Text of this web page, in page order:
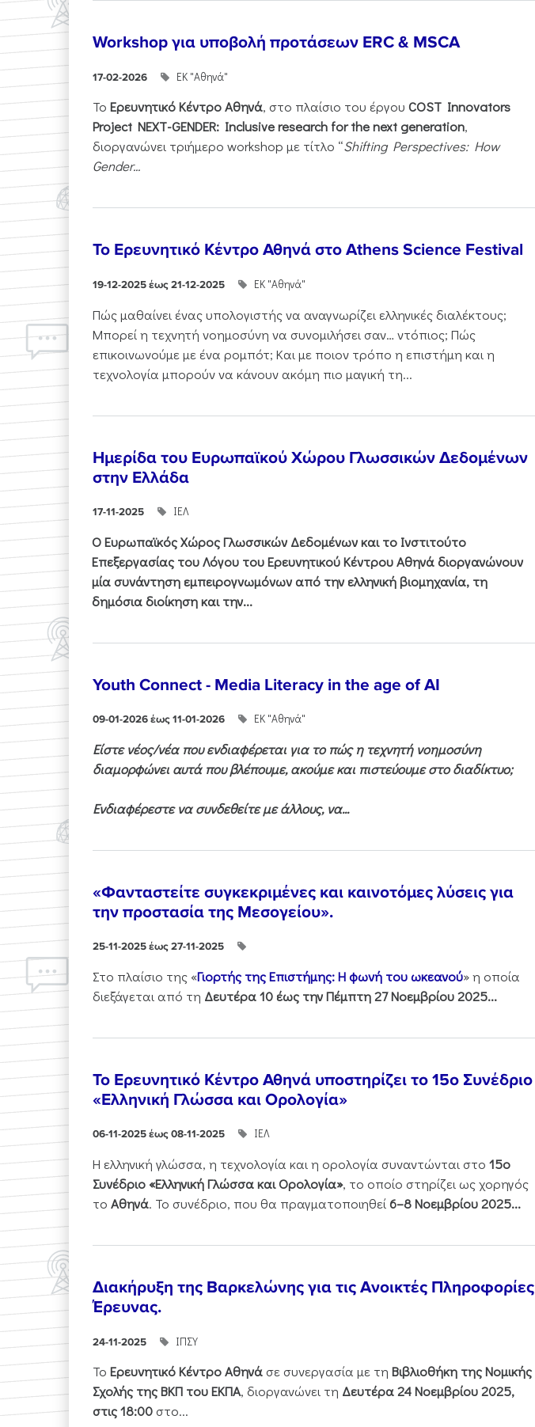
Workshop για υποβολή προτάσεων ERC & MSCA
17-02-2026 ΕΚ "Αθηνά"
Το Ερευνητικό Κέντρο Αθηνά, στο πλαίσιο του έργου COST Innovators
Project NEXT-GENDER: Inclusive research for the next generation,
διοργανώνει τριήμερο workshop με τίτλο “Shifting Perspectives: How
Gender...
Το Ερευνητικό Κέντρο Αθηνά στο Athens Science Festival
19-12-2025 έως 21-12-2025 ΕΚ "Αθηνά"
Πώς μαθαίνει ένας υπολογιστής να αναγνωρίζει ελληνικές διαλέκτους;
Μπορεί η τεχνητή νοημοσύνη να συνομιλήσει σαν… ντόπιος; Πώς
επικοινωνούμε με ένα ρομπότ; Και με ποιον τρόπο η επιστήμη και η
τεχνολογία μπορούν να κάνουν ακόμη πιο μαγική τη...
Ημερίδα του Ευρωπαϊκού Χώρου Γλωσσικών Δεδομένων
στην Ελλάδα
17-11-2025 ΙΕΛ
Ο Ευρωπαϊκός Χώρος Γλωσσικών Δεδομένων και το Ινστιτούτο
Επεξεργασίας του Λόγου του Ερευνητικού Κέντρου Αθηνά διοργανώνουν
μία συνάντηση εμπειρογνωμόνων από την ελληνική βιομηχανία, τη
δημόσια διοίκηση και την...
Youth Connect - Media Literacy in the age of AI
09-01-2026 έως 11-01-2026 ΕΚ "Αθηνά"
Είστε νέος/νέα που ενδιαφέρεται για το πώς η τεχνητή νοημοσύνη
διαμορφώνει αυτά που βλέπουμε, ακούμε και πιστεύουμε στο διαδίκτυο;
Ενδιαφέρεστε να συνδεθείτε με άλλους, να...
«Φανταστείτε συγκεκριμένες και καινοτόμες λύσεις για
την προστασία της Μεσογείου».
25-11-2025 έως 27-11-2025
Στo πλαίσιo της «Γιορτής της Επιστήμης: Η φωνή του ωκεανού» η οποία
διεξάγεται από τη Δευτέρα 10 έως την Πέμπτη 27 Νοεμβρίου 2025...
Το Ερευνητικό Κέντρο Αθηνά υποστηρίζει το 15ο Συνέδριο
«Ελληνική Γλώσσα και Ορολογία»
06-11-2025 έως 08-11-2025 ΙΕΛ
Η ελληνική γλώσσα, η τεχνολογία και η ορολογία συναντώνται στο 15ο
Συνέδριο «Ελληνική Γλώσσα και Ορολογία», το οποίο στηρίζει ως χορηγός
το Αθηνά. Το συνέδριο, που θα πραγματοποιηθεί 6–8 Νοεμβρίου 2025...
Διακήρυξη της Βαρκελώνης για τις Ανοικτές Πληροφορίες
Έρευνας.
24-11-2025 ΙΠΣΥ
Το Ερευνητικό Κέντρο Αθηνά σε συνεργασία με τη Βιβλιοθήκη της Νομικής
Σχολής της ΒΚΠ του ΕΚΠΑ, διοργανώνει τη Δευτέρα 24 Νοεμβρίου 2025,
στις 18:00 στο...